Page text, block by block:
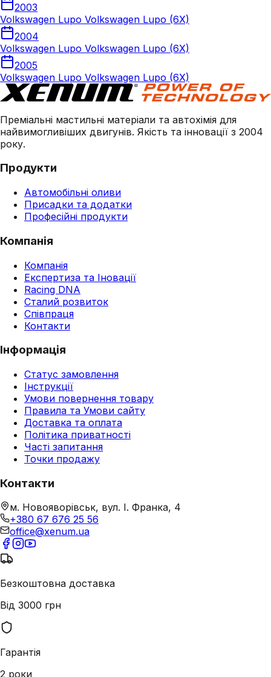
2003
Volkswagen Lupo Volkswagen Lupo (6X)
2004
Volkswagen Lupo Volkswagen Lupo (6X)
2005
Volkswagen Lupo Volkswagen Lupo (6X)
Преміальні мастильні матеріали та автохімія для
найвимогливіших двигунів. Якість та інновації з 2004
року.
Продукти
Автомобільні оливи
Присадки та додатки
Професійні продукти
Компанія
Компанія
Експертиза та Іновації
Racing DNA
Сталий розвиток
Співпраця
Контакти
Інформація
Статус замовлення
Інструкції
Умови повернення товару
Правила та Умови сайту
Доставка та оплата
Політика приватності
Часті запитання
Точки продажу
Контакти
м. Новояворівськ, вул. І. Франка, 4
+380 67 676 25 56
office@xenum.ua
Безкоштовна доставка
Від 3000 грн
Гарантія
2 роки